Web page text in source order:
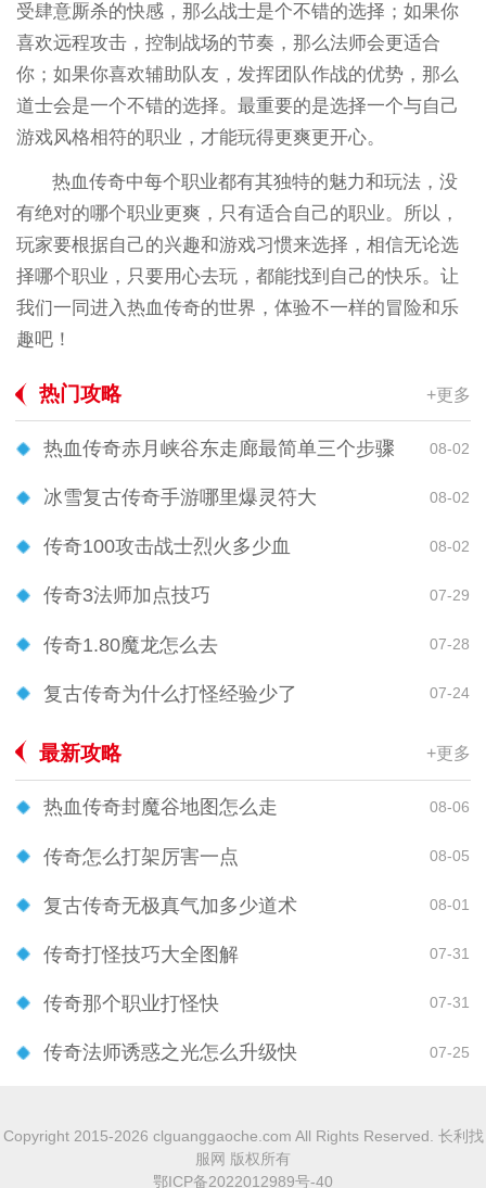
受肆意厮杀的快感，那么战士是个不错的选择；如果你
喜欢远程攻击，控制战场的节奏，那么法师会更适合
你；如果你喜欢辅助队友，发挥团队作战的优势，那么
道士会是一个不错的选择。最重要的是选择一个与自己
游戏风格相符的职业，才能玩得更爽更开心。
热血传奇中每个职业都有其独特的魅力和玩法，没
有绝对的哪个职业更爽，只有适合自己的职业。所以，
玩家要根据自己的兴趣和游戏习惯来选择，相信无论选
择哪个职业，只要用心去玩，都能找到自己的快乐。让
我们一同进入热血传奇的世界，体验不一样的冒险和乐
趣吧！
热门攻略 +更多
热血传奇赤月峡谷东走廊最简单三个步骤 08-02
冰雪复古传奇手游哪里爆灵符大 08-02
传奇100攻击战士烈火多少血 08-02
传奇3法师加点技巧 07-29
传奇1.80魔龙怎么去 07-28
复古传奇为什么打怪经验少了 07-24
最新攻略 +更多
热血传奇封魔谷地图怎么走 08-06
传奇怎么打架厉害一点 08-05
复古传奇无极真气加多少道术 08-01
传奇打怪技巧大全图解 07-31
传奇那个职业打怪快 07-31
传奇法师诱惑之光怎么升级快 07-25
Copyright 2015-2026 clguanggaoche.com All Rights Reserved. 长利找
服网 版权所有
鄂ICP备2022012989号-40